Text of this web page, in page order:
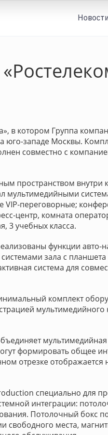
Новости
в котором Группа
юго-западе Москвы.
совместно с
пространством внутри
мультимедийными
переговорные;
центр, комната
3 учебных класса.
функции авто-
зала с планшета
система для
комплект
мультимедийного
формировать общее
отрезке отображается
специально для
интеграции:
Потолочный бокс
свободного места,